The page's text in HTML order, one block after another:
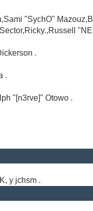
"SychO"
.
.
"[n3rve]" Otowo .
y jchsm .